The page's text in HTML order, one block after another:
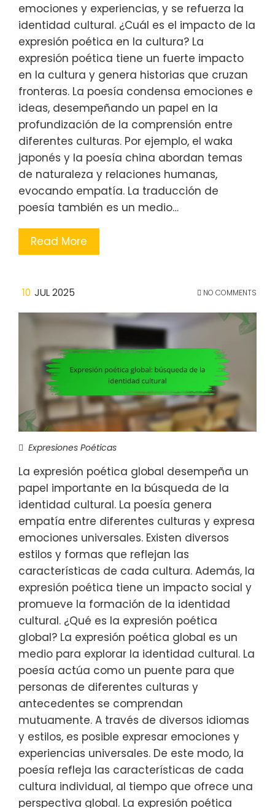
emociones y experiencias, y se refuerza la
identidad cultural. ¿Cuál es el impacto de la
expresión poética en la cultura? La
expresión poética tiene un fuerte impacto
en la cultura y genera historias que cruzan
fronteras. La poesía condensa emociones e
ideas, desempeñando un papel en la
profundización de la comprensión entre
diferentes culturas. Por ejemplo, el waka
japonés y la poesía china abordan temas
de naturaleza y relaciones humanas,
evocando empatía. La traducción de
poesía también es un medio…
Read More
10 JUL 2025 NO COMMENTS
Expresiones Poéticas
La expresión poética global desempeña un
papel importante en la búsqueda de la
identidad cultural. La poesía genera
empatía entre diferentes culturas y expresa
emociones universales. Existen diversos
estilos y formas que reflejan las
características de cada cultura. Además, la
expresión poética tiene un impacto social y
promueve la formación de la identidad
cultural. ¿Qué es la expresión poética
global? La expresión poética global es un
medio para explorar la identidad cultural. La
poesía actúa como un puente para que
personas de diferentes culturas y
antecedentes se comprendan
mutuamente. A través de diversos idiomas
y estilos, es posible expresar emociones y
experiencias universales. De este modo, la
poesía refleja las características de cada
cultura individual, al tiempo que ofrece una
perspectiva global. La expresión poética